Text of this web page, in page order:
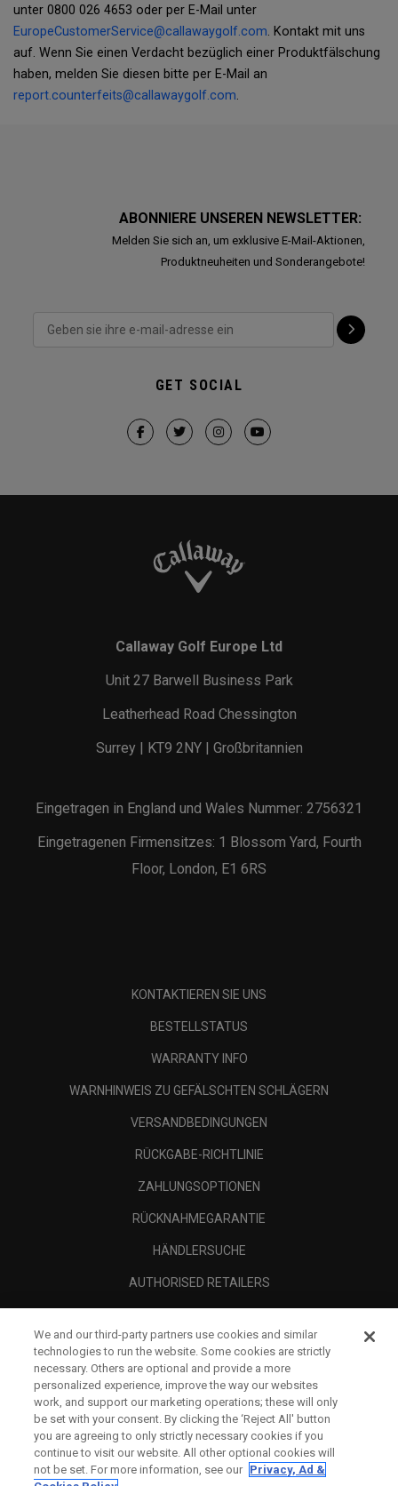
unter 0800 026 4653 oder per E-Mail unter
EuropeCustomerService@callawaygolf.com. Kontakt mit uns
auf. Wenn Sie einen Verdacht bezüglich einer Produktfälschung
haben, melden Sie diesen bitte per E-Mail an
report.counterfeits@callawaygolf.com.
ABONNIERE UNSEREN NEWSLETTER:
Melden Sie sich an, um exklusive E-Mail-Aktionen,
Produktneuheiten und Sonderangebote!
GET SOCIAL
Callaway Golf Europe Ltd
Unit 27 Barwell Business Park
Leatherhead Road Chessington
Surrey | KT9 2NY | Großbritannien
Eingetragen in England und Wales Nummer: 2756321
Eingetragenen Firmensitzes: 1 Blossom Yard, Fourth
Floor, London, E1 6RS
KONTAKTIEREN SIE UNS
BESTELLSTATUS
WARRANTY INFO
WARNHINWEIS ZU GEFÄLSCHTEN SCHLÄGERN
VERSANDBEDINGUNGEN
RÜCKGABE-RICHTLINIE
ZAHLUNGSOPTIONEN
RÜCKNAHMEGARANTIE
HÄNDLERSUCHE
AUTHORISED RETAILERS
UNTERNEHMENSPROFIL
RECHTLICHES-
We and our third-party partners use cookies and similar
technologies to run the website. Some cookies are strictly
necessary. Others are optional and provide a more
personalized experience, improve the way our websites
work, and support our marketing operations; these will only
be set with your consent. By clicking the ‘Reject All' button
you are agreeing to only strictly necessary cookies if you
continue to visit our website. All other optional cookies will
not be set. For more information, see our Privacy, Ad &